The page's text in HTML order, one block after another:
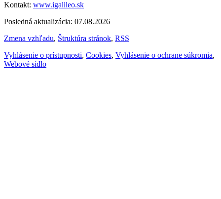
Kontakt: www.igalileo.sk
Posledná aktualizácia: 07.08.2026
Zmena vzhľadu, Štruktúra stránok, RSS
Vyhlásenie o prístupnosti, Cookies, Vyhlásenie o ochrane súkromia,
Webové sídlo